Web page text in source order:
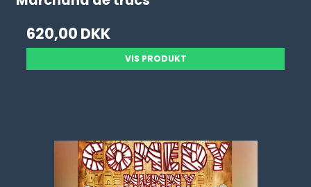
620,00 DKK
VIS PRODUKT